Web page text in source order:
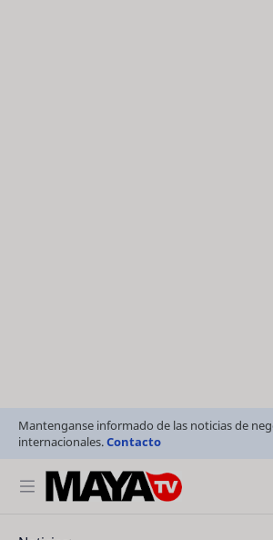
Mantenganse informado de las noticias de
internacionales.Contacto